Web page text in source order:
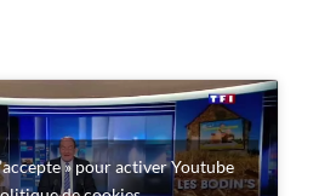
» pour activer Youtube